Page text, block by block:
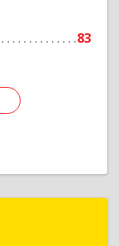
83
Подробнее